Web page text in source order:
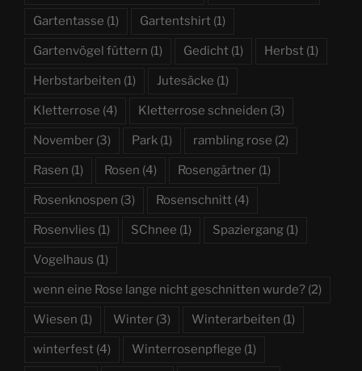
Gartentasse (1) Gartentshirt (1)
Gartenvögel füttern (1) Gedicht (1) Herbst (1)
Herbstarbeiten (1) Jutesäcke (1)
Kletterrose (4) Kletterrose schneiden (3)
November (3) Park (1) rambling rose (2)
Rasen (1) Rosen (4) Rosengärtner (1)
Rosenknospen (3) Rosenschnitt (4)
Rosenvlies (1) SChnee (1) Spaziergang (1)
Vogelhaus (1)
wenn eine Rose lange nicht geschnitten wurde? (2)
Wiesen (1) Winter (3) Winterarbeiten (1)
winterfest (4) Winterrosenpflege (1)